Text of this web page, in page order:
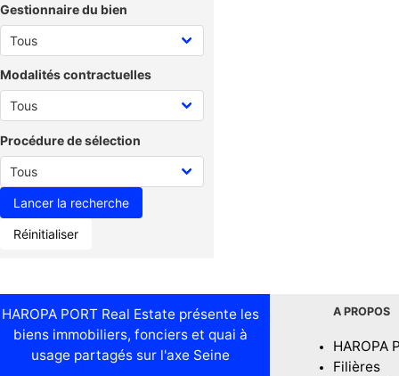
Gestionnaire du bien
Modalités contractuelles
Procédure de sélection
Réinitialiser
HAROPA PORT Real Estate présente les
biens immobiliers, fonciers et quai à
usage partagés sur l'axe Seine
A PROPOS
HAROPA
Filières